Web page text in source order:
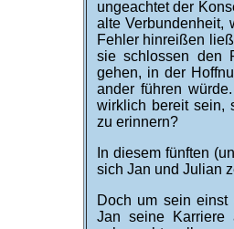
un­ge­ach­tet der
alte Ver­bun­den­heit,
Fehler hin­reißen
sie schlossen den
gehen, in der
ander führen
wirk­lich be­reit sein,
zu er­innern?
In diesem fünften
sich Jan und Julian
Doch um sein einst
Jan seine